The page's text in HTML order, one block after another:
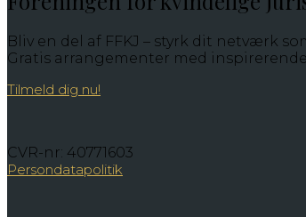
Bliv en del af FFKJ – styrk dit netværk
Gratis arrangementer med
Tilmeld dig nu!
CVR-nr: 40771603
Persondatapolitik